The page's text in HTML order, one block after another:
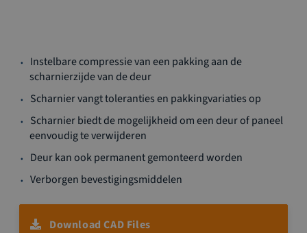
naar
het
begin
de
afbeeldingen-
gallerij
Instelbare compressie van een pakking aan de
scharnierzijde van de deur
Scharnier vangt toleranties en pakkingvariaties op
Scharnier biedt de mogelijkheid om een deur of paneel
eenvoudig te verwijderen
Deur kan ook permanent gemonteerd worden
Verborgen bevestigingsmiddelen
Download CAD Files